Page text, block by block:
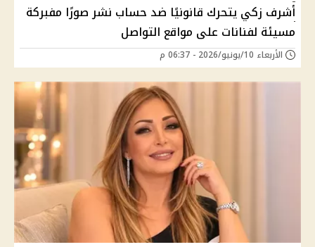
أشرف زكي يتحرك قانونيًا ضد حساب نشر صورًا مفبركة
مسيئة لفنانات على مواقع التواصل
الأربعاء 10/يونيو/2026 - 06:37 م